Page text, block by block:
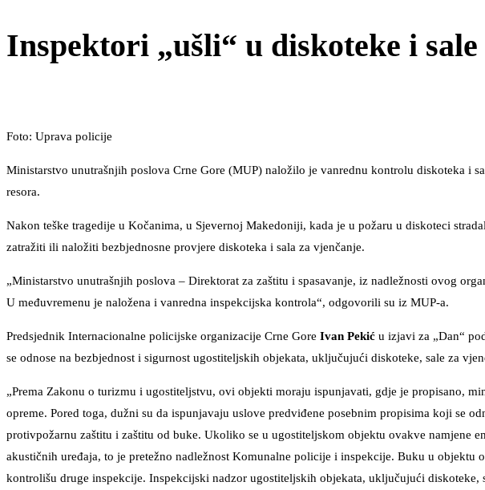
Inspektori „ušli“ u diskoteke i
Foto: Uprava policije
Ministarstvo unutrašnjih poslova Crne Gore (MUP) naložilo je vanrednu kontrolu diskoteka i
resora.
Nakon teške tragedije u Kočanima, u Sjevernoj Makedoniji, kada je u požaru u diskoteci
zatražiti ili naložiti bezbjednosne provjere diskoteka i sala za vjenčanje.
„Ministarstvo unutrašnjih poslova – Direktorat za zaštitu i spasavanje, iz nadležnosti ovog
U međuvremenu je naložena i vanredna inspekcijska kontrola“, odgovorili su iz MUP-a.
Predsjednik Internacionalne policijske organizacije Crne Gore Ivan Pekić u izjavi za „Dan“
se odnose na bezbjednost i sigurnost ugostiteljskih objekata, uključujući diskoteke, sale za
„Prema Zakonu o turizmu i ugostiteljstvu, ovi objekti moraju ispunjavati, gdje je propisano,
opreme. Pored toga, dužni su da ispunjavaju uslove predviđene posebnim propisima koji se
protivpožarnu zaštitu i zaštitu od buke. Ukoliko se u ugostiteljskom objektu ovakve namjene
akustičnih uređaja, to je pretežno nadležnost Komunalne policije i inspekcije. Buku u
kontrolišu druge inspekcije. Inspekcijski nadzor ugostiteljskih objekata, uključujući